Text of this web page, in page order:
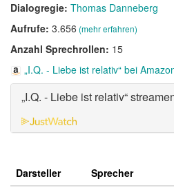
Dialogregie: Thomas Danneberg
Aufrufe: 3.656 (mehr erfahren)
Anzahl Sprechrollen: 15
„I.Q. - Liebe ist relativ“ bei
„I.Q. - Liebe ist relativ“
Darsteller Sprecher